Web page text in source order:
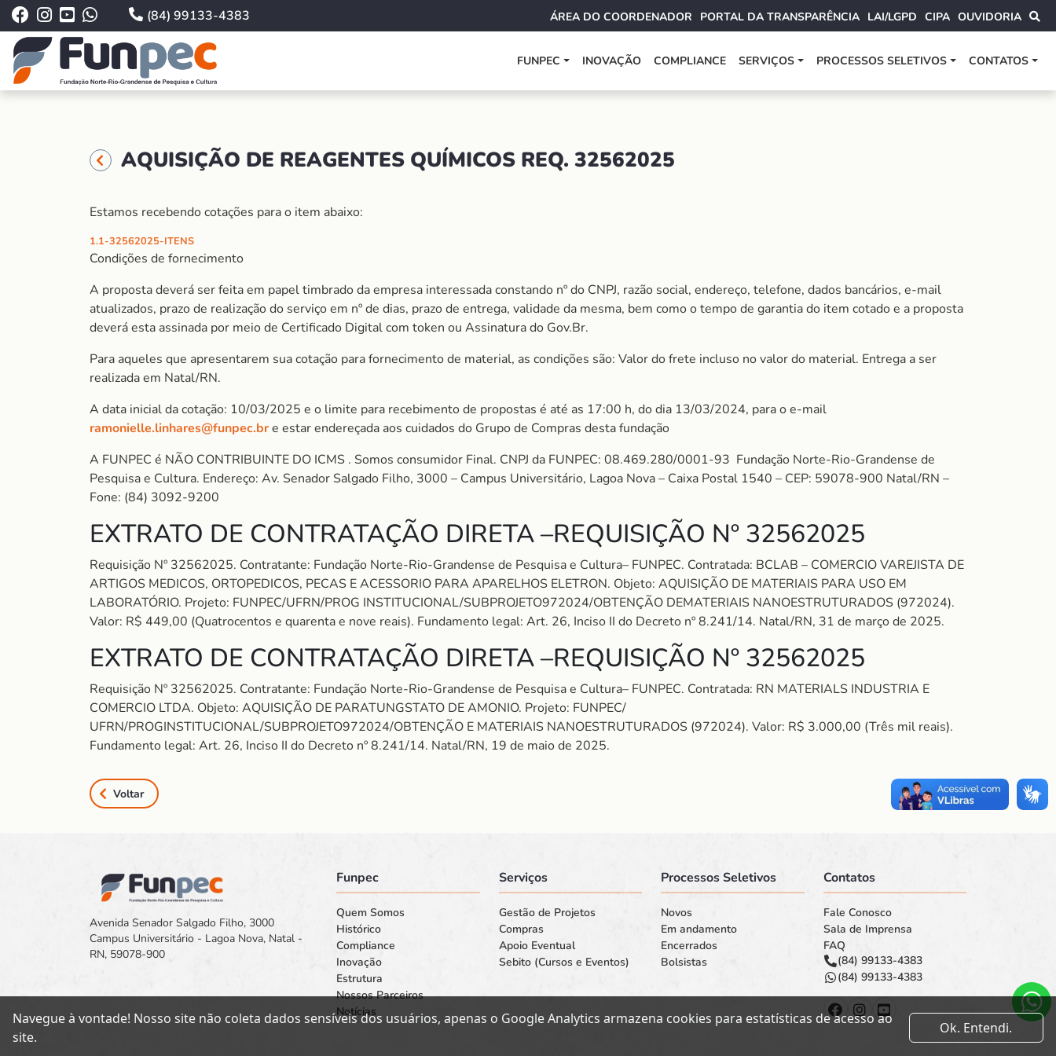
(84) 99133-4383 ÁREA DO COORDENADOR PORTAL DA TRANSPARÊNCIA LAI/LGPD CIPA OUVIDORIA
FUNPEC INOVAÇÃO COMPLIANCE SERVIÇOS PROCESSOS SELETIVOS CONTATOS
AQUISIÇÃO DE REAGENTES QUÍMICOS REQ. 32562025
Estamos recebendo cotações para o item abaixo:
1.1-32562025-ITENS
Condições de fornecimento
A proposta deverá ser feita em papel timbrado da empresa interessada constando nº do CNPJ, razão social, endereço, telefone, dados bancários, e-mail
atualizados, prazo de realização do serviço em nº de dias, prazo de entrega, validade da mesma, bem como o tempo de garantia do item cotado e a proposta
deverá esta assinada por meio de Certificado Digital com token ou Assinatura do Gov.Br.
Para aqueles que apresentarem sua cotação para fornecimento de material, as condições são: Valor do frete incluso no valor do material. Entrega a ser
realizada em Natal/RN.
A data inicial da cotação: 10/03/2025 e o limite para recebimento de propostas é até as 17:00 h, do dia 13/03/2024, para o e-mail
ramonielle.linhares@funpec.bre estar endereçada aos cuidados do Grupo de Compras desta fundação
A FUNPEC é NÃO CONTRIBUINTE DO ICMS . Somos consumidor Final. CNPJ da FUNPEC: 08.469.280/0001-93 Fundação Norte-Rio-Grandense de
Pesquisa e Cultura. Endereço: Av. Senador Salgado Filho, 3000 – Campus Universitário, Lagoa Nova – Caixa Postal 1540 – CEP: 59078-900 Natal/RN –
Fone: (84) 3092-9200
EXTRATO DE CONTRATAÇÃO DIRETA –REQUISIÇÃO Nº 32562025
Requisição Nº 32562025. Contratante: Fundação Norte-Rio-Grandense de Pesquisa e Cultura– FUNPEC. Contratada: BCLAB – COMERCIO VAREJISTA DE
ARTIGOS MEDICOS, ORTOPEDICOS, PECAS E ACESSORIO PARA APARELHOS ELETRON. Objeto: AQUISIÇÃO DE MATERIAIS PARA USO EM
LABORATÓRIO. Projeto: FUNPEC/UFRN/PROG INSTITUCIONAL/SUBPROJETO972024/OBTENÇÃO DEMATERIAIS NANOESTRUTURADOS (972024).
Valor: R$ 449,00 (Quatrocentos e quarenta e nove reais). Fundamento legal: Art. 26, Inciso II do Decreto nº 8.241/14. Natal/RN, 31 de março de 2025.
EXTRATO DE CONTRATAÇÃO DIRETA –REQUISIÇÃO Nº 32562025
Requisição Nº 32562025. Contratante: Fundação Norte-Rio-Grandense de Pesquisa e Cultura– FUNPEC. Contratada: RN MATERIALS INDUSTRIA E
COMERCIO LTDA. Objeto: AQUISIÇÃO DE PARATUNGSTATO DE AMONIO. Projeto: FUNPEC/
UFRN/PROGINSTITUCIONAL/SUBPROJETO972024/OBTENÇÃO E MATERIAIS NANOESTRUTURADOS (972024). Valor: R$ 3.000,00 (Três mil reais).
Fundamento legal: Art. 26, Inciso II do Decreto nº 8.241/14. Natal/RN, 19 de maio de 2025.
Voltar
Avenida Senador Salgado Filho, 3000
Campus Universitário - Lagoa Nova, Natal -
RN, 59078-900
Funpec
Quem Somos
Histórico
Compliance
Inovação
Estrutura
Nossos Parceiros
Notícias
Serviços
Gestão de Projetos
Compras
Apoio Eventual
Sebito (Cursos e Eventos)
Processos Seletivos
Novos
Em andamento
Encerrados
Bolsistas
Contatos
Fale Conosco
Sala de Imprensa
FAQ
(84) 99133-4383
(84) 99133-4383
Navegue à vontade! Nosso site não coleta dados sensíveis dos usuários, apenas o Google Analytics armazena cookies para estatísticas de acesso ao
site.
Ok. Entendi.